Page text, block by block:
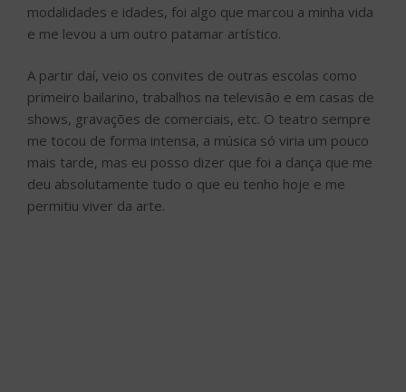
modalidades e idades, foi algo que marcou a minha vida
e me levou a um outro patamar artístico.
A partir daí, veio os convites de outras escolas como
primeiro bailarino, trabalhos na televisão e em casas de
shows, gravações de comerciais, etc. O teatro sempre
me tocou de forma intensa, a música só viria um pouco
mais tarde, mas eu posso dizer que foi a dança que me
deu absolutamente tudo o que eu tenho hoje e me
permitiu viver da arte.